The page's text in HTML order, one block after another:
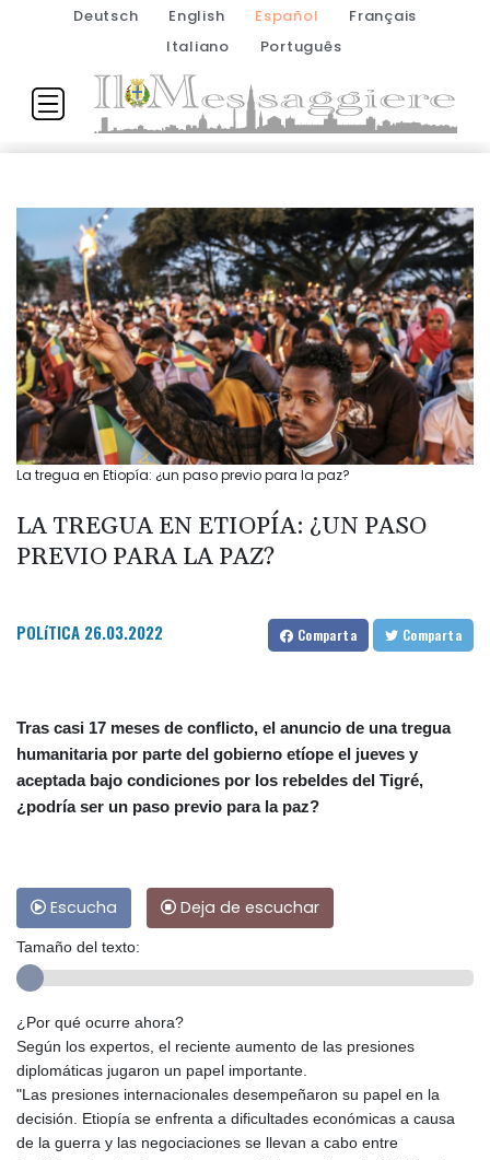
Deutsch English Español
Français
Italiano
Português
La tregua en Etiopía: ¿un paso previo para la paz?
LA TREGUA EN ETIOPÍA: ¿UN PASO
PREVIO PARA LA PAZ?
POLíTICA 26.03.2022 Comparta Comparta
Tras casi 17 meses de conflicto, el anuncio de una tregua
humanitaria por parte del gobierno etíope el jueves y
aceptada bajo condiciones por los rebeldes del Tigré,
¿podría ser un paso previo para la paz?
Escucha Deja de escuchar
Tamaño del texto:
¿Por qué ocurre ahora?
Según los expertos, el reciente aumento de las presiones
diplomáticas jugaron un papel importante.
"Las presiones internacionales desempeñaron su papel en la
decisión. Etiopía se enfrenta a dificultades económicas a causa
de la guerra y las negociaciones se llevan a cabo entre